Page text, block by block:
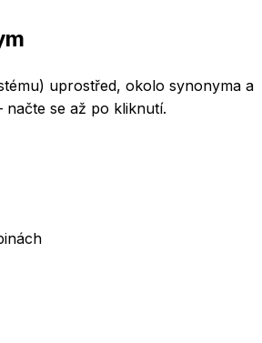
uprostřed, okolo synonyma a
se až po kliknutí.